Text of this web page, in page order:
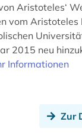
(1)
Aristoteles‘
vom Aristoteles
2015 neu
Informationen
Zur